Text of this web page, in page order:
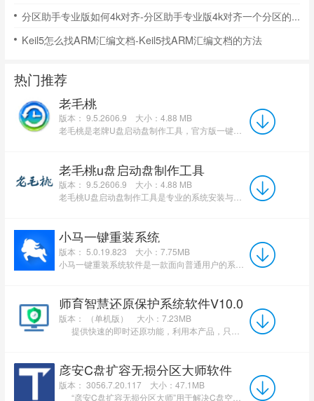
分区助手专业版如何4k对齐-分区助手专业版4k对齐一个分区的步骤
Keil5怎么找ARM汇编文档-Keil5找ARM汇编文档的方法
热门推荐
老毛桃
版本： 9.5.2606.9
大小：4.88 MB
老毛桃是老牌U盘启动盘制作工具，官方版一键制作流程简单，内置磁盘分区、密码重置、数据恢复等全套维修工...
老毛桃u盘启动盘制作工具
版本： 9.5.2606.9
大小：4.88 MB
老毛桃U盘启动盘制作工具是专业的系统安装与维护工具，支持从WinXP到Win11全版本系统一键重装、备份还原及U...
小马一键重装系统
版本： 5.0.19.823
大小：7.75MB
师育智慧还原保护系统软件V10.0
版本： （单机版）
大小：7.23MB
彦安C盘扩容无损分区大师软件
版本： 3056.7.20.117
大小：47.1MB
“彦安C盘扩容无损分区大师”用于解决C盘空间不足、C盘红盘、C盘爆满、系统盘过小、分区空间...